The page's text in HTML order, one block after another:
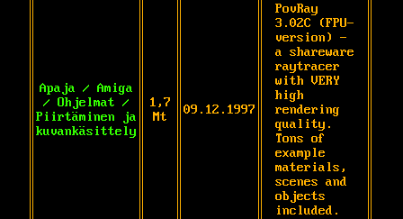
Apaja / Amiga
/ Ohjelmat /
Piirtäminen ja
kuvankäsittely
1,7
Mt
09.12.1997
PovRay
3.02C (FPU-
version) -
a shareware
raytracer
with VERY
high
rendering
quality.
Tons of
example
materials,
scenes and
objects
included.